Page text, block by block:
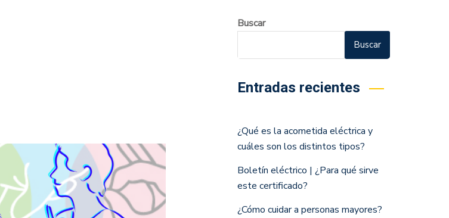
Buscar
Buscar
Entradas recientes
¿Qué es la acometida eléctrica y
cuáles son los distintos tipos?
Boletín eléctrico | ¿Para qué sirve
este certificado?
¿Cómo cuidar a personas mayores?